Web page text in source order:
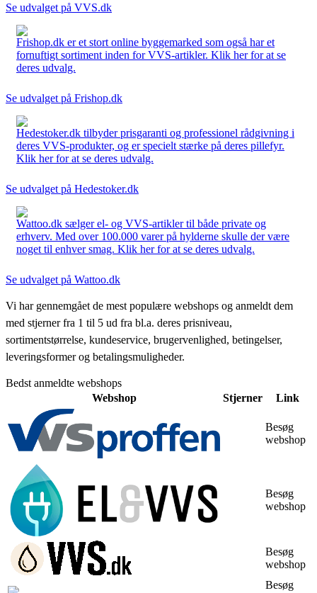
Se udvalget på VVS.dk
Frishop.dk er et stort online byggemarked som også har et
fornuftigt sortiment inden for VVS-artikler. Klik her for at se
deres udvalg.
Se udvalget på Frishop.dk
Hedestoker.dk tilbyder prisgaranti og professionel rådgivning i
deres VVS-produkter, og er specielt stærke på deres pillefyr.
Klik her for at se deres udvalg.
Se udvalget på Hedestoker.dk
Wattoo.dk sælger el- og VVS-artikler til både private og
erhverv. Med over 100.000 varer på hylderne skulle der være
noget til enhver smag. Klik her for at se deres udvalg.
Se udvalget på Wattoo.dk
Vi har gennemgået de mest populære webshops og anmeldt dem
med stjerner fra 1 til 5 ud fra bl.a. deres prisniveau,
sortimentstørrelse, kundeservice, brugervenlighed, betingelser,
leveringsformer og betalingsmuligheder.
Bedst anmeldte webshops
Webshop
Stjerner Link
Besøg
webshop
Besøg
webshop
Besøg
webshop
Besøg